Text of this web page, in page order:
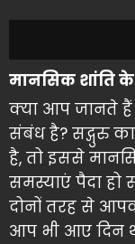
मानसिक शांति के
क्या आप जानते
संबंध है? सद्गुरु
है, तो इससे
समस्याएं पैदा हो
दोनों तरह से
आप भी आए दिन